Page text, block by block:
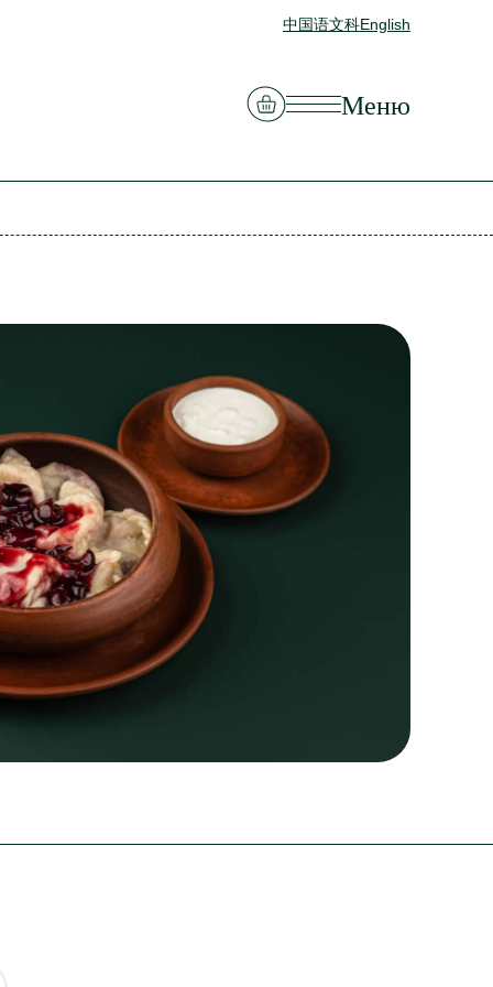
中国语文科English
Смотреть корзину
Меню